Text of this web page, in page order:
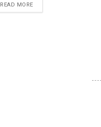
READ MOREDETAILS